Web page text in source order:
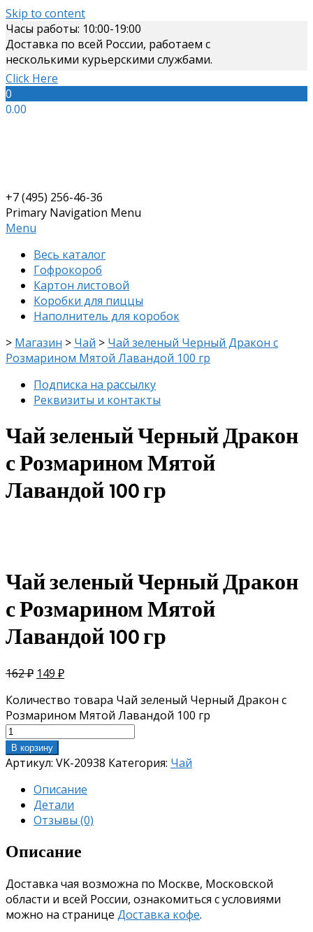
Skip to content
Часы работы: 10:00-19:00
Доставка по всей России, работаем с
несколькими курьерскими службами.
Click Here
0
0.00
+7 (495) 256-46-36
Primary Navigation Menu
Menu
Весь каталог
Гофрокороб
Картон листовой
Коробки для пиццы
Наполнитель для коробок
> Магазин > Чай > Чай зеленый Черный Дракон с
Розмарином Мятой Лавандой 100 гр
Подписка на рассылку
Реквизиты и контакты
Чай зеленый Черный Дракон
с Розмарином Мятой
Лавандой 100 гр
Чай зеленый Черный Дракон
с Розмарином Мятой
Лавандой 100 гр
162₽ 149 ₽
Количество товара Чай зеленый Черный Дракон с
Розмарином Мятой Лавандой 100 гр
В корзину
Артикул: VK-20938 Категория: Чай
Описание
Детали
Отзывы (0)
Описание
Доставка чая возможна по Москве, Московской
области и всей России, ознакомиться с условиями
можно на странице Доставка кофе.